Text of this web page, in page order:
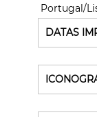
Portugal/
DATAS